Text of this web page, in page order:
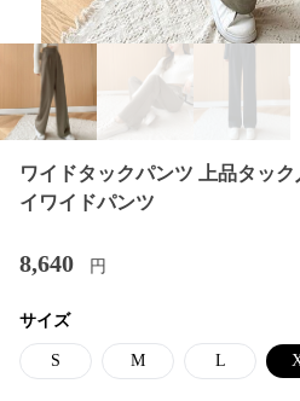
ワイドタックパンツ 上品タッ
イワイドパンツ
8,640 円
サイズ
S M L